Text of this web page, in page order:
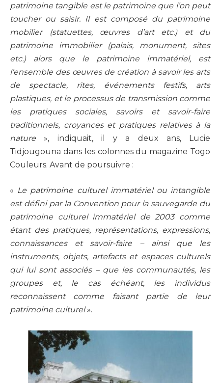
patrimoine tangible est le patrimoine que l’on peut
toucher ou saisir. Il est composé du patrimoine
mobilier (statuettes, œuvres d’art etc.) et du
patrimoine immobilier (palais, monument, sites
etc.) alors que le patrimoine immatériel, est
l’ensemble des œuvres de création à savoir les arts
de spectacle, rites, événements festifs, arts
plastiques, et le processus de transmission comme
les pratiques sociales, savoirs et savoir-faire
traditionnels, croyances et pratiques relatives à la
nature », indiquait, il y a deux ans, Lucie
Tidjougouna dans les colonnes du magazine Togo
Couleurs. Avant de poursuivre :
« Le patrimoine culturel immatériel ou intangible
est défini par la Convention pour la sauvegarde du
patrimoine culturel immatériel de 2003 comme
étant des pratiques, représentations, expressions,
connaissances et savoir-faire – ainsi que les
instruments, objets, artefacts et espaces culturels
qui lui sont associés – que les communautés, les
groupes et, le cas échéant, les individus
reconnaissent comme faisant partie de leur
patrimoine culturel».